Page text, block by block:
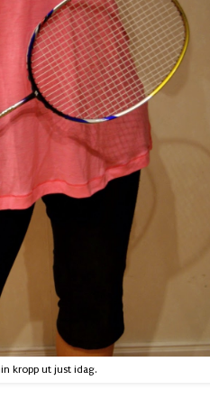
kropp ut just idag.